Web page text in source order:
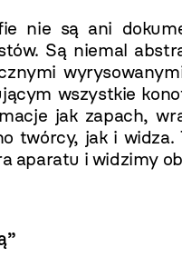
nie są ani
Są niemal
wszystkie
jak zapach,
twórcy, jak i
aparatu i widzimy